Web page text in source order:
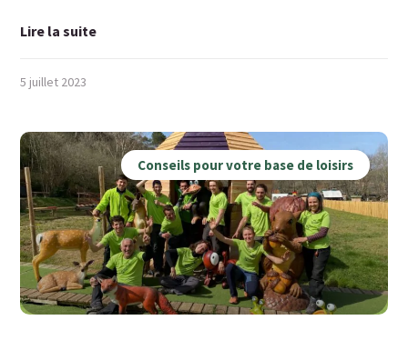
Lire la suite
5 juillet 2023
Conseils pour votre base de loisirs